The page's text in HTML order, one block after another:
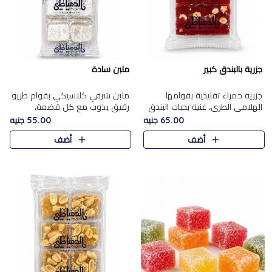
جزرية بالبندق كبير
جزرية حمراء تقليدية بقوامها
الهلامي الطري، غنية بحبات البندق
الفاخرة التي تضيف قرمشة راقية
إلى قوامها الناعم، لتقدم مزيجًا
متوازنًا من النكه..
65.00 جنيه
أضف
ملبن سادة
ملبن شرقي كلاسيكي بقوام طريو
رقيق يذوب مع كل قضمة،
مغطى بطبقة ناعمة من السكر
البودرة ليقدم المذاق الأصيل الذي
ارتبط بحلويات المولد التقليدي..
55.00 جنيه
أضف